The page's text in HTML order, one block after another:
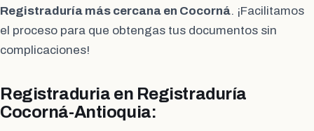
Registraduría más cercana en Cocorná. ¡Facilitamos
el proceso para que obtengas tus documentos sin
complicaciones!
Registraduria en Registraduría
Cocorná-Antioquia: